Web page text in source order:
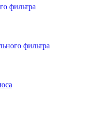
фильтра
фильтра